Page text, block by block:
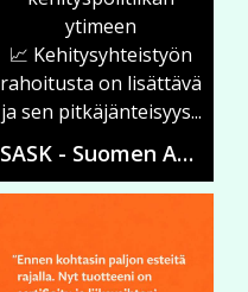
ytimeen
📈 Kehitysyhteistyön
rahoitusta on lisättävä
ja sen pitkäjänteisyys...
SASK - Suomen Ammattiliittojen Solidaarisuuskeskus